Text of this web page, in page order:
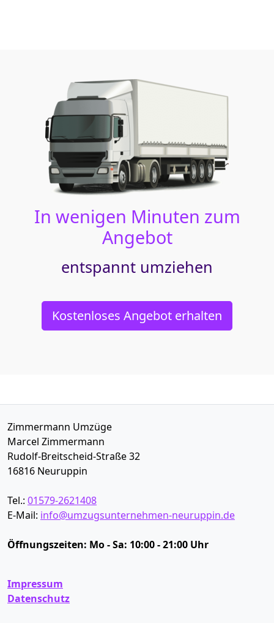
In wenigen Minuten zum
Angebot
entspannt umziehen
Kostenloses Angebot erhalten
Zimmermann Umzüge
Marcel Zimmermann
Rudolf-Breitscheid-Straße 32
16816 Neuruppin
Tel.: 01579-2621408
E-Mail: info@umzugsunternehmen-neuruppin.de
Öffnungszeiten: Mo - Sa: 10:00 - 21:00 Uhr
Impressum
Datenschutz